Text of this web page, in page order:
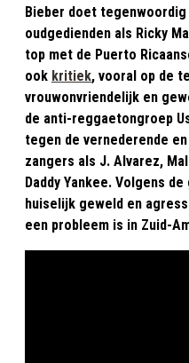
Bieber doet
oudgedienden als Ricky
top met de Puerto
ook kritiek, vooral op de
vrouwonvriendelijk en
de anti-reggaetongroep
tegen de vernederende
zangers als J. Alvarez,
Daddy Yankee. Volgens
huiselijk geweld en
een probleem is in Zuid-